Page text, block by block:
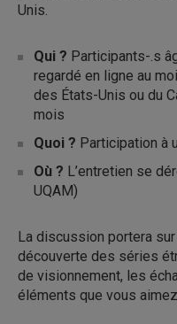
Unis.
Qui ? Participants-.s
regardé en ligne au
des États-Unis ou du
mois
Quoi ? Participation à
Où ? L’entretien se
UQAM)
La discussion portera
découverte des séries
de visionnement, les
éléments que vous